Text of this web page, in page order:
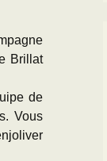
Brillat
de
Vous